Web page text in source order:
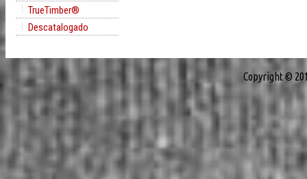
TrueTimber®
Descatalogado
Copyright ©